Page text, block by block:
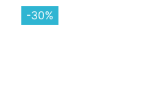
-30%